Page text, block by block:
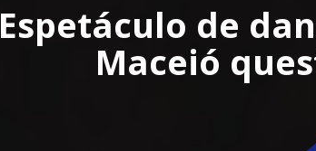
Espetáculo de
Maceió